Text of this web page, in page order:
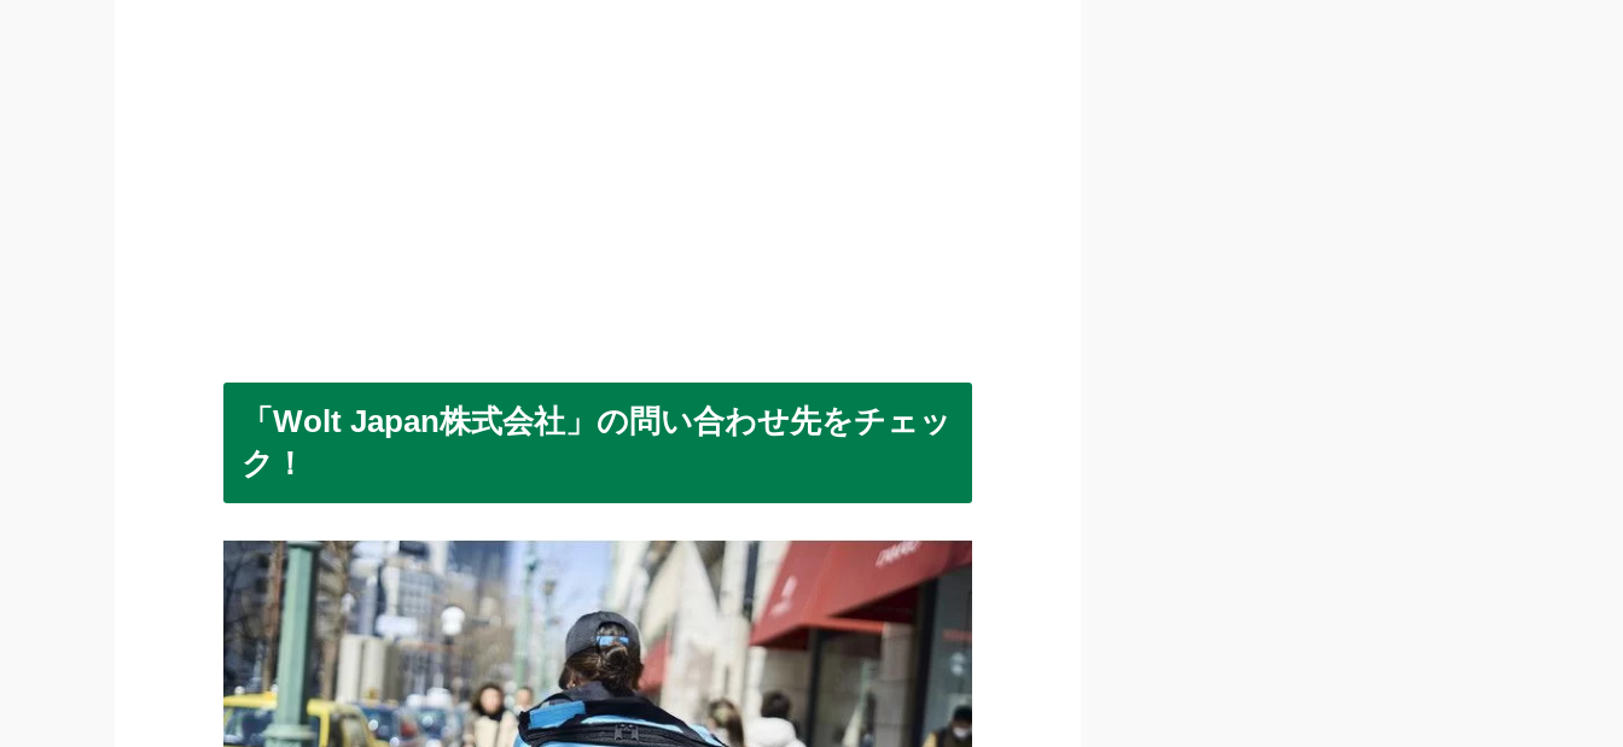
「Wolt Japan株式会社」の問い合わせ先をチェッ
ク！